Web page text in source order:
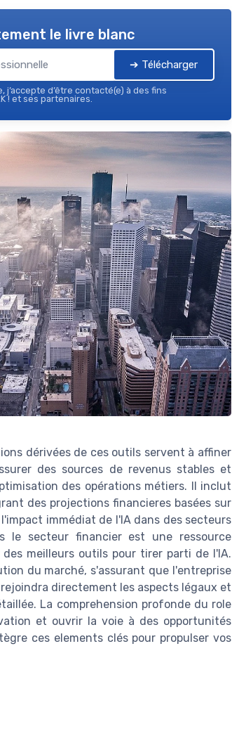
le livre blanc
➔ Télécharger
j’accepte d’être contacté(e) à des fins
! et ses partenaires.
dérivées de ces outils servent à affiner
des sources de revenus stables et
des opérations métiers. Il inclut
des projections financieres basées sur
immédiat de l'IA dans des secteurs
le secteur financier est une ressource
meilleurs outils pour tirer parti de l'IA.
du marché, s'assurant que l'entreprise
directement les aspects légaux et
La comprehension profonde du role
et ouvrir la voie à des opportunités
ces elements clés pour propulser vos